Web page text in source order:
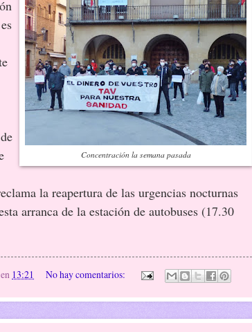
Concentración la semana pasada
la reapertura de las urgencias nocturnas
arranca de la estación de autobuses (17.30
en 13:21 No hay comentarios: